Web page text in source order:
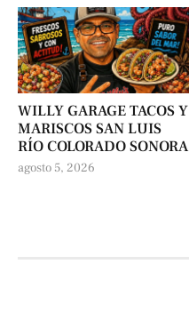
WILLY GARAGE TACOS Y
MARISCOS SAN LUIS
RÍO COLORADO SONORA
agosto 5, 2026